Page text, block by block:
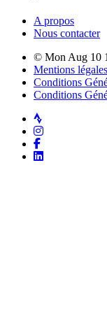
A propos
Nous contacter
© Mon Aug 10
Mentions légales
Conditions
Conditions
Strava
Instagram
Facebook
LinkedIn